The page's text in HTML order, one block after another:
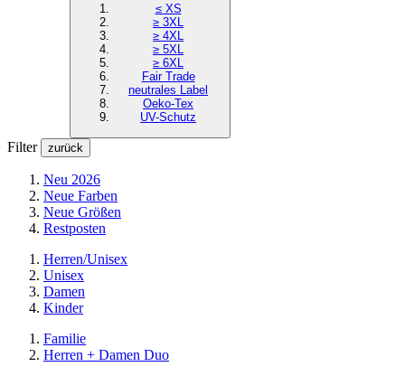
≤ XS
≥ 3XL
≥ 4XL
≥ 5XL
≥ 6XL
Fair Trade
neutrales Label
Oeko-Tex
UV-Schutz
Filter zurück
Neu 2026
Neue Farben
Neue Größen
Restposten
Herren/Unisex
Unisex
Damen
Kinder
Familie
Herren + Damen Duo